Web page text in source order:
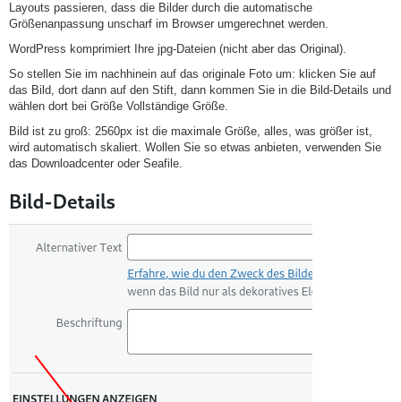
Layouts passieren, dass die Bilder durch die automatische
Größenanpassung unscharf im Browser umgerechnet werden.
WordPress komprimiert Ihre jpg-Dateien (nicht aber das Original).
So stellen Sie im nachhinein auf das originale Foto um: klicken Sie auf
das Bild, dort dann auf den Stift, dann kommen Sie in die Bild-Details und
wählen dort bei Größe Vollständige Größe.
Bild ist zu groß: 2560px ist die maximale Größe, alles, was größer ist,
wird automatisch skaliert. Wollen Sie so etwas anbieten, verwenden Sie
das Downloadcenter oder Seafile.